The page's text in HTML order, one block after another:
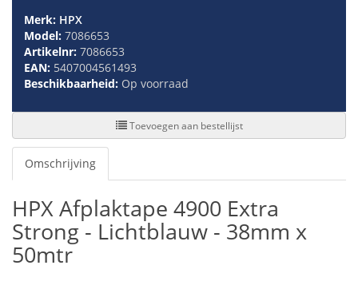
Merk: HPX
Model: 7086653
Artikelnr: 7086653
EAN: 5407004561493
Beschikbaarheid: Op voorraad
Toevoegen aan bestellijst
Omschrijving
HPX Afplaktape 4900 Extra
Strong - Lichtblauw - 38mm x
50mtr